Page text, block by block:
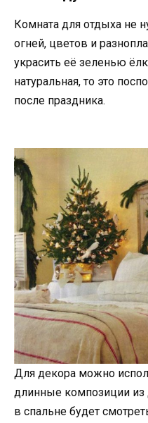
Комната для отдыха не
огней, цветов и
украсить её зеленью
натуральная, то это
после праздника.
Для декора можно
длинные композиции
в спальне будет